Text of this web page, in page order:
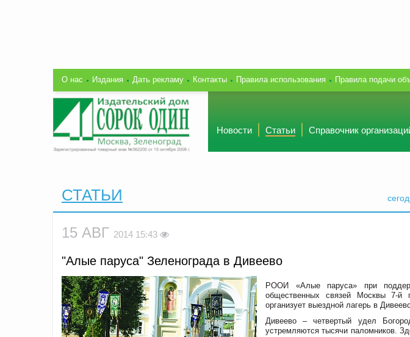
О нас Издания Дать рекламу Контакты Правила использования Правила подачи
Новости Статьи Справочник
СТАТЬИ
15 АВГ 2014 15:43
"Алые паруса" Зеленограда в Дивеево
РООИ «Алые паруса» при
общественных связей Москвы 7-
организует выездной лагерь в
Дивеево – четвертый удел
устремляются тысячи паломников.